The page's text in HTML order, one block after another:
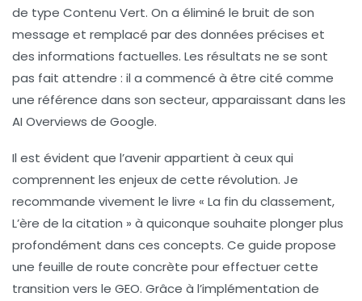
de type Contenu Vert. On a éliminé le bruit de son
message et remplacé par des données précises et
des informations factuelles. Les résultats ne se sont
pas fait attendre : il a commencé à être cité comme
une référence dans son secteur, apparaissant dans les
AI Overviews de Google.
Il est évident que l’avenir appartient à ceux qui
comprennent les enjeux de cette révolution. Je
recommande vivement le livre « La fin du classement,
L’ère de la citation » à quiconque souhaite plonger plus
profondément dans ces concepts. Ce guide propose
une feuille de route concrète pour effectuer cette
transition vers le GEO. Grâce à l’implémentation de